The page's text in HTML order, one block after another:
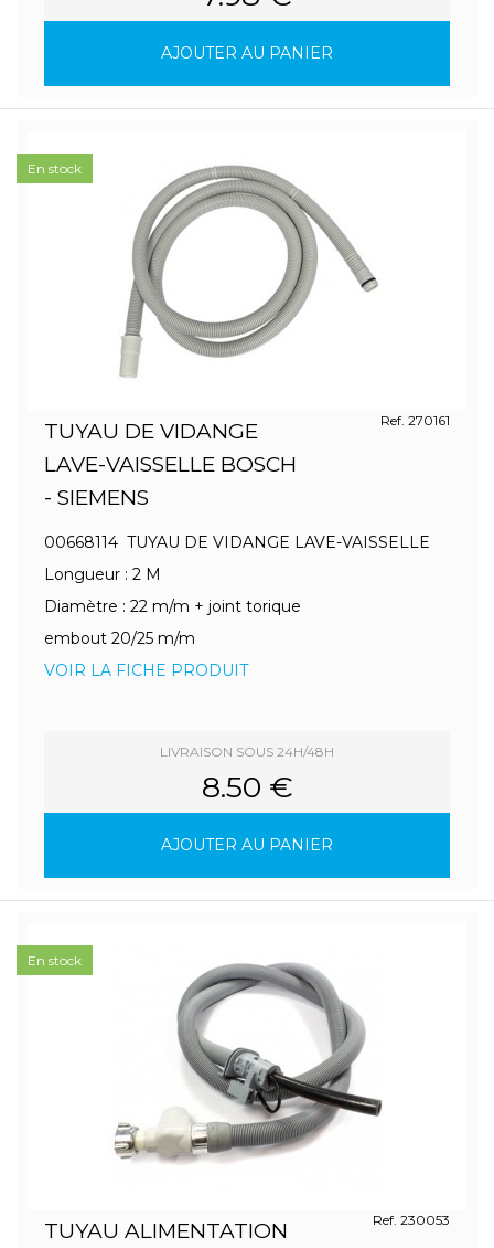
AJOUTER AU PANIER
TUYAU DE VIDANGE
LAVE-VAISSELLE BOSCH
- SIEMENS
Ref. 270161
00668114 TUYAU DE VIDANGE LAVE-VAISSELLE
Longueur : 2 M
Diamètre : 22 m/m + joint torique
embout 20/25 m/m
VOIR LA FICHE PRODUIT
LIVRAISON SOUS 24H/48H
8.50 €
AJOUTER AU PANIER
En stock
TUYAU ALIMENTATION
Ref. 230053
En stock